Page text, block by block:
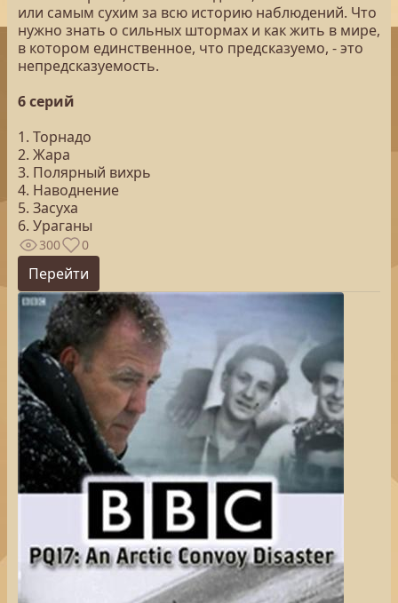
или самым сухим за всю историю наблюдений. Что
нужно знать о сильных штормах и как жить в мире,
в котором единственное, что предсказуемо, - это
непредсказуемость.
6 серий
1. Торнадо
2. Жара
3. Полярный вихрь
4. Наводнение
5. Засуха
6. Ураганы
300 0
Перейти